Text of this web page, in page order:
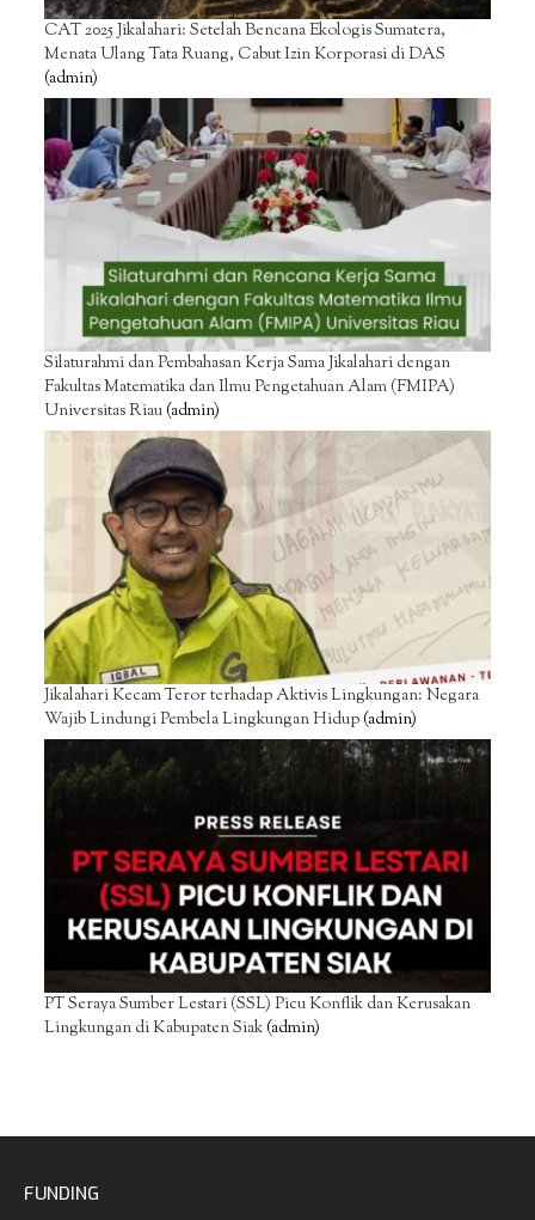
CAT 2025 Jikalahari: Setelah Bencana Ekologis Sumatera,
Menata Ulang Tata Ruang, Cabut Izin Korporasi di DAS
(admin)
Silaturahmi dan Pembahasan Kerja Sama Jikalahari dengan
Fakultas Matematika dan Ilmu Pengetahuan Alam (FMIPA)
Universitas Riau(admin)
Jikalahari Kecam Teror terhadap Aktivis Lingkungan: Negara
Wajib Lindungi Pembela Lingkungan Hidup(admin)
PT Seraya Sumber Lestari (SSL) Picu Konflik dan Kerusakan
Lingkungan di Kabupaten Siak(admin)
FUNDING